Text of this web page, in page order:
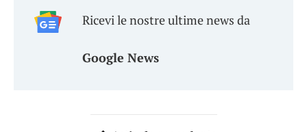
Ricevi le nostre ultime news da
Google News